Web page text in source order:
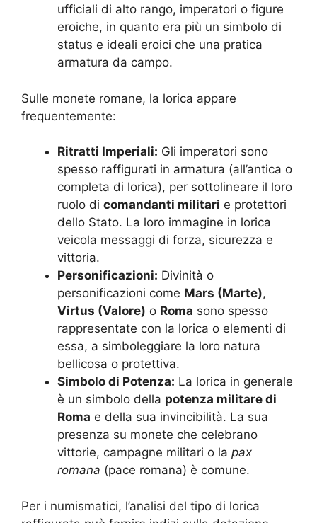
ufficiali di alto rango, imperatori o figure
eroiche, in quanto era più un simbolo di
status e ideali eroici che una pratica
armatura da campo.
Sulle monete romane, la lorica appare
frequentemente:
Ritratti Imperiali: Gli imperatori sono
spesso raffigurati in armatura (all’antica o
completa di lorica), per sottolineare il loro
ruolo di comandanti militari e protettori
dello Stato. La loro immagine in lorica
veicola messaggi di forza, sicurezza e
vittoria.
Personificazioni: Divinità o
personificazioni come Mars (Marte),
Virtus (Valore) o Roma sono spesso
rappresentate con la lorica o elementi di
essa, a simboleggiare la loro natura
bellicosa o protettiva.
Simbolo di Potenza: La lorica in generale
è un simbolo della potenza militare di
Roma e della sua invincibilità. La sua
presenza su monete che celebrano
vittorie, campagne militari o la pax
romana (pace romana) è comune.
Per i numismatici, l’analisi del tipo di lorica